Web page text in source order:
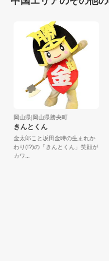
岡山県|岡山県勝央町
きんとくん
金太郎こと坂田金時の生まれか
わり(!?)の「きんとくん」笑顔が
カワ...